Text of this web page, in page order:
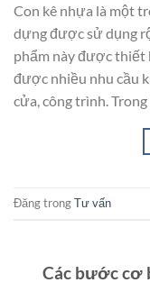
Con kê nhựa là một
dựng được sử dụng
phẩm này được thiết
được nhiều nhu cầu
cửa, công trình.
Đăng trongTư vấn
Các bước cơ